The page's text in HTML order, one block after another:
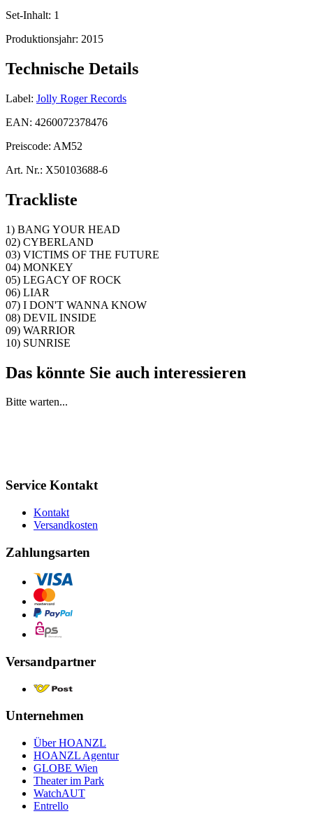
Set-Inhalt: 1
Produktionsjahr: 2015
Technische Details
Label: Jolly Roger Records
EAN: 4260072378476
Preiscode: AM52
Art. Nr.: X50103688-6
Trackliste
1) BANG YOUR HEAD
02) CYBERLAND
03) VICTIMS OF THE FUTURE
04) MONKEY
05) LEGACY OF ROCK
06) LIAR
07) I DON'T WANNA KNOW
08) DEVIL INSIDE
09) WARRIOR
10) SUNRISE
Das könnte Sie auch interessieren
Bitte warten...
Service Kontakt
Kontakt
Versandkosten
Zahlungsarten
Versandpartner
Unternehmen
Über HOANZL
HOANZL Agentur
GLOBE Wien
Theater im Park
WatchAUT
Entrello